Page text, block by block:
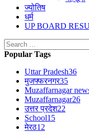
ज्योतिष
धर्म
UP BOARD
Search
for:
Popular Tags
Uttar Pradesh36
मुजफ्फरनगर35
Muzaffarnagar
Muzaffarnagar26
उत्तर प्रदेश22
School15
मेरठ12